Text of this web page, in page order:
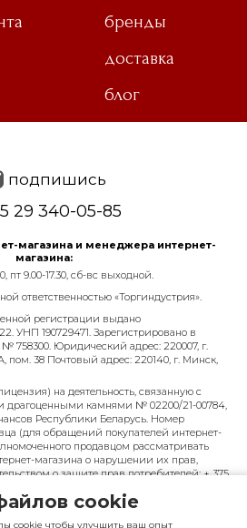
бренды
доставка
блог
подпишись
29 340-05-85
магазина и менеджера интернет-
магазина:
пт 9.00-17.30, сб-вс выходной.
ответственностью «Торгиндустрия».
регистрации выдано
УНП 190729471. Зарегистрировано в
№ 758300. Юридический адрес: 220007, г.
пом. 38 Почтовый адрес: 220140, г. Минск,
на деятельность, связанную с
драгоценными камнями № 02200/21-00784,
Республики Беларусь. Номер
(для обращений покупателей интернет-
продавцом рассматривать
магазина о нарушении их прав,
о защите прав потребителей: + 375
граждан и юридических лиц
комитета, администрация
cookie
cookie чтобы улучшить ваш опыт